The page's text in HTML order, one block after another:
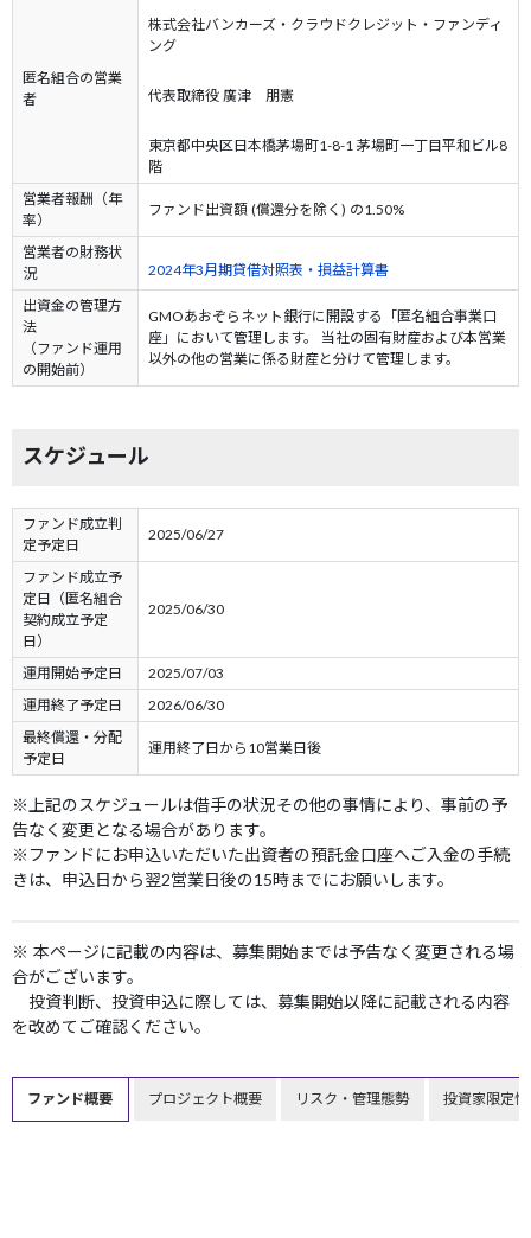
匿名組合の営業
者
株式会社バンカーズ・クラウドクレジット・ファンディ
ング
代表取締役 廣津 朋憲
東京都中央区日本橋茅場町1-8-1 茅場町一丁目平和ビル8
階
営業者報酬（年
率）
ファンド出資額 (償還分を除く) の1.50%
営業者の財務状
況
2024年3月期貸借対照表・損益計算書
出資金の管理方
法
（ファンド運用
の開始前）
GMOあおぞらネット銀行に開設する「匿名組合事業口
座」において管理します。 当社の固有財産および本営業
以外の他の営業に係る財産と分けて管理します。
スケジュール
ファンド成立判
定予定日
2025/06/27
ファンド成立予
定日（匿名組合
契約成立予定
日）
2025/06/30
運用開始予定日
2025/07/03
運用終了予定日
2026/06/30
最終償還・分配
予定日
運用終了日から10営業日後
※上記のスケジュールは借手の状況その他の事情により、事前の予
告なく変更となる場合があります。
※ファンドにお申込いただいた出資者の預託金口座へご入金の手続
きは、申込日から翌2営業日後の15時までにお願いします。
※ 本ページに記載の内容は、募集開始までは予告なく変更される場
合がございます。
投資判断、投資申込に際しては、募集開始以降に記載される内容
を改めてご確認ください。
ファンド概要 プロジェクト概要 リスク・管理態勢 投資家限定